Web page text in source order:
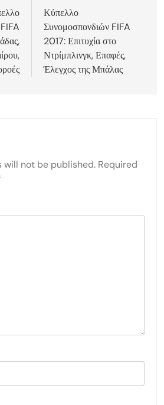
Κύπελλο
Συνομοσπονδιών FIFA
2017: Επιτυχία στο
Ντρίμπλινγκ, Επαφές,
Έλεγχος της Μπάλας
will not be published. Required